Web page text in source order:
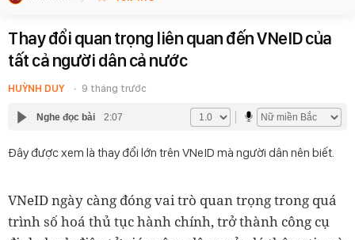
Thay đổi quan trọng liên quan đến VNeID của
tất cả người dân cả nước
HUỲNH DUY 9 tháng trước
Nghe đọc bài 2:07
Đây được xem là thay đổi lớn trên VNeID mà người dân nên biết.
VNeID ngày càng đóng vai trò quan trọng trong quá
trình số hoá thủ tục hành chính, trở thành công cụ